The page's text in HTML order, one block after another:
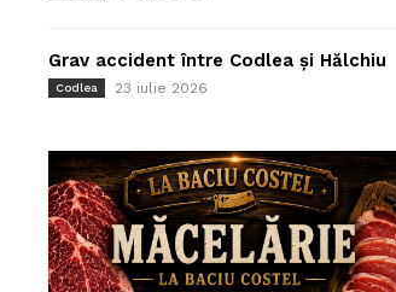
Grav accident între Codlea și Hălchiu
Codlea 23 iulie 2026